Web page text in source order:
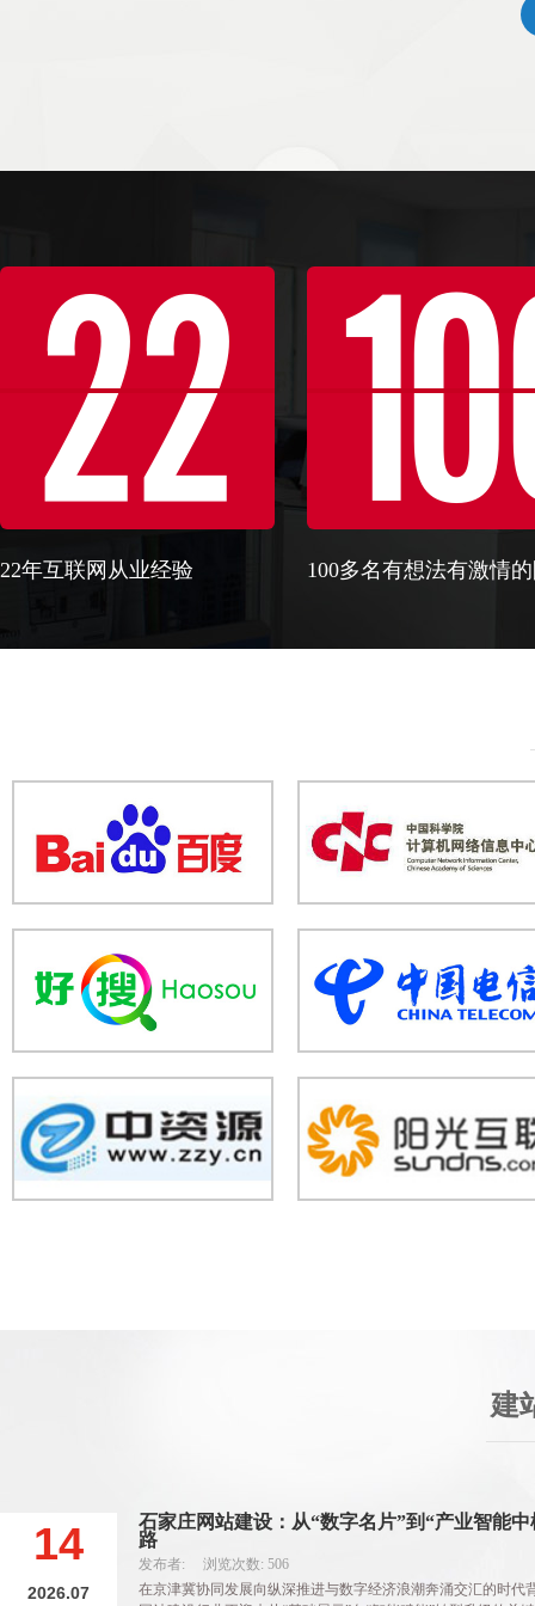
22
22年互联网从业经验 100多名有想法有激情
建
14
2026.07
石家庄网站建设：从“数字名片”到“产业智能
路
发布者: 浏览次数: 506
在京津冀协同发展向纵深推进与数字经济浪潮奔涌交汇的时代